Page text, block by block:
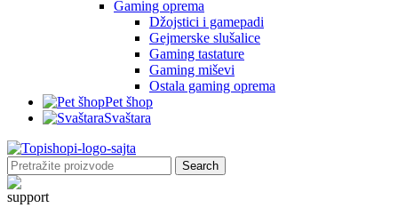
Gaming oprema
Džojstici i gamepadi
Gejmerske slušalice
Gaming tastature
Gaming miševi
Ostala gaming oprema
Pet šhop
Svaštara
Search